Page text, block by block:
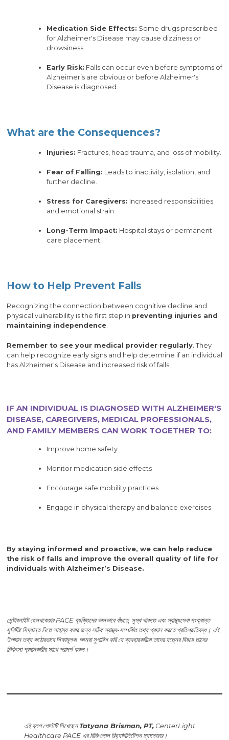
Medication Side Effects: Some drugs prescribed
for Alzheimer's Disease may cause dizziness or
drowsiness.
Early Risk: Falls can occur even before symptoms of
Alzheimer’s are obvious or before Alzheimer's
Disease is diagnosed.
What are the Consequences?
Injuries: Fractures, head trauma, and loss of mobility.
Fear of Falling: Leads to inactivity, isolation, and
further decline.
Stress for Caregivers: Increased responsibilities
and emotional strain.
Long-Term Impact: Hospital stays or permanent
care placement.
How to Help Prevent Falls
Recognizing the connection between cognitive decline and
physical vulnerability is the first step in preventing injuries and
maintaining independence.
Remember to see your medical provider regularly. They
can help recognize early signs and help determine if an individual
has Alzheimer's Disease and increased risk of falls.
IF AN INDIVIDUAL IS DIAGNOSED WITH ALZHEIMER'S
DISEASE, CAREGIVERS, MEDICAL PROFESSIONALS,
AND FAMILY MEMBERS CAN WORK TOGETHER TO:
Improve home safety
Monitor medication side effects
Encourage safe mobility practices
Engage in physical therapy and balance exercises
By staying informed and proactive, we can help reduce
the risk of falls and improve the overall quality of life for
individuals with Alzheimer’s Disease.
সেন্টারলাইট হেলথকেয়ার PACE ব্যক্তিদের ভালভাবে বাঁচতে, সুস্থ থাকতে এবং স্বাস্থ্যসেবা সংক্রান্ত
সুনির্দিষ্ট সিদ্ধান্ত নিতে সাহায্য করার জন্য সঠিক স্বাস্থ্য-সম্পর্কিত তথ্য প্রদান করতে প্রতিশ্রুতিবদ্ধ। এই
উপাদান তথ্য কঠোরভাবে শিক্ষামূলক. আমরা সুপারিশ করি যে ব্যবহারকারীরা তাদের যত্নের বিষয়ে তাদের
চিকিৎসা প্রদানকারীর সাথে পরামর্শ করুন।
এই ব্লগ পোস্টটি লিখেছেনTatyana Brisman, PT,CenterLight
Healthcare PACE এর রিজিওনাল রিহ্যাবিলিটেশন ম্যানেজার।